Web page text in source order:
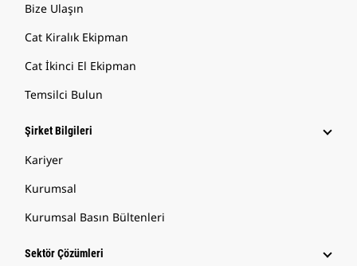
Bize Ulaşın
Cat Kiralık Ekipman
Cat İkinci El Ekipman
Temsilci Bulun
Şirket Bilgileri
Kariyer
Kurumsal
Kurumsal Basın Bültenleri
Sektör Çözümleri